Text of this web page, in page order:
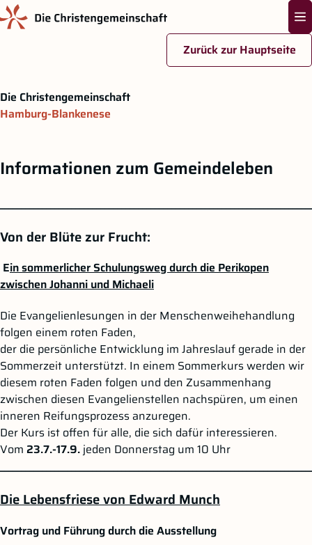
Zurück zur Hauptseite
Die Christengemeinschaft
Hamburg-Blankenese
Informationen zum Gemeindeleben
Von der Blüte zur Frucht:
Ein sommerlicher Schulungsweg durch die Perikopen
zwischen Johanni und Michaeli
Die Evangelienlesungen in der Menschenweihehandlung
folgen einem roten Faden,
der die persönliche Entwicklung im Jahreslauf gerade in der
Sommerzeit unterstützt. In einem Sommerkurs werden wir
diesem roten Faden folgen und den Zusammenhang
zwischen diesen Evangelienstellen nachspüren, um einen
inneren Reifungsprozess anzuregen.
Der Kurs ist offen für alle, die sich dafür interessieren.
Vom 23.7.-17.9. jeden Donnerstag um 10 Uhr
Die Lebensfriese von Edward Munch
Vortrag und Führung durch die Ausstellung